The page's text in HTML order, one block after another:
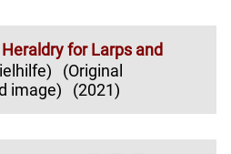
for Larps and
(Original
image)
(2021)